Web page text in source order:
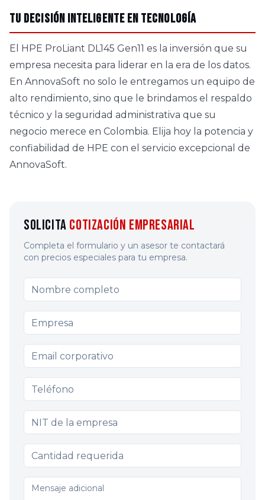
Tu decisión inteligente en tecnología
El HPE ProLiant DL145 Gen11 es la inversión que su
empresa necesita para liderar en la era de los datos.
En AnnovaSoft no solo le entregamos un equipo de
alto rendimiento, sino que le brindamos el respaldo
técnico y la seguridad administrativa que su
negocio merece en Colombia. Elija hoy la potencia y
confiabilidad de HPE con el servicio excepcional de
AnnovaSoft.
Solicita Cotización Empresarial
Completa el formulario y un asesor te contactará
con precios especiales para tu empresa.